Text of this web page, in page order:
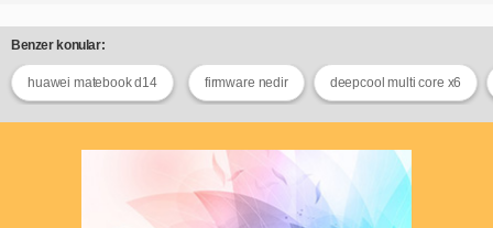
Benzer konular:
huawei matebook d14 firmware nedir deepcool multi core x6